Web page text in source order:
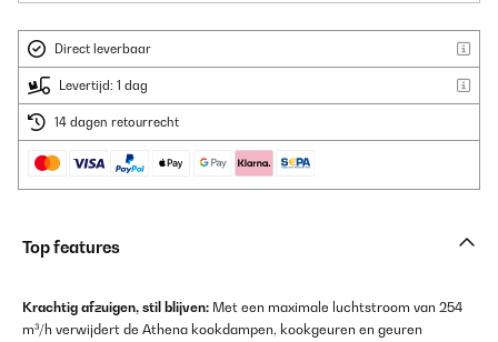
Direct leverbaar
Levertijd: 1 dag
14 dagen retourrecht
Top features
Krachtig afzuigen, stil blijven: Met een maximale luchtstroom van 254
m³/h verwijdert de Athena kookdampen, kookgeuren en geuren